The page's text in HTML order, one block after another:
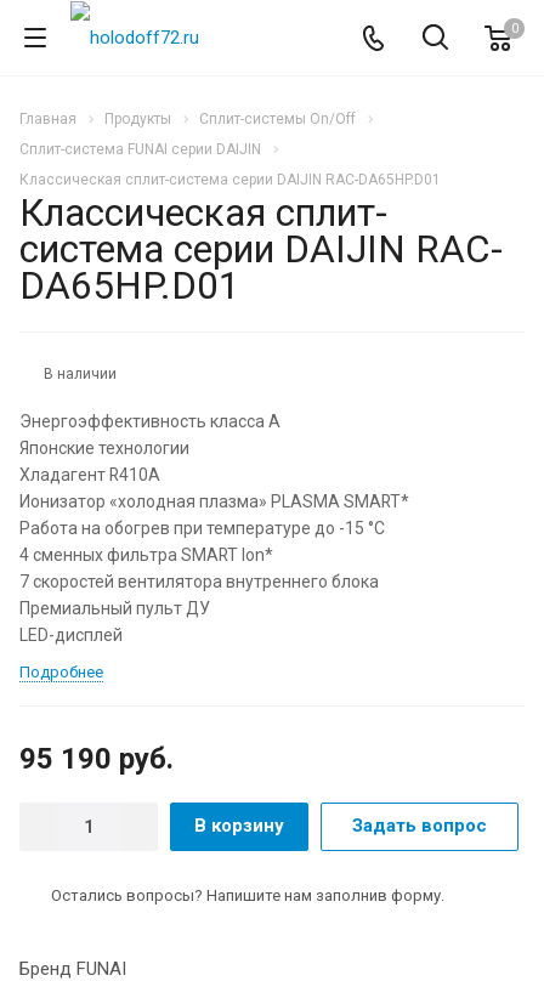
0
Главная Продукты
Сплит-системы On/Off
Сплит-система FUNAI серии DAIJIN
Классическая сплит-система серии DAIJIN RAC-DA65HP.D01
Классическая сплит-
система серии DAIJIN RAC-
DA65HP.D01
В наличии
Энергоэффективность класса А
Японские технологии
Хладагент R410А
Ионизатор «холодная плазма» PLASMA SMART*
Работа на обогрев при температуре до -15 °С
4 сменных фильтра SMART Ion*
7 скоростей вентилятора внутреннего блока
Премиальный пульт ДУ
LED-дисплей
Подробнее
95 190 руб.
В корзину Задать вопрос
Остались вопросы? Напишите нам заполнив форму.
Бренд FUNAI